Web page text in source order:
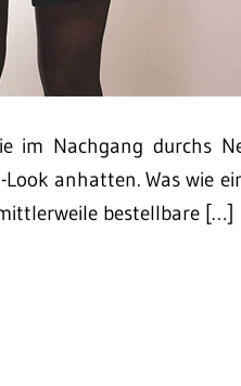
im Nachgang durchs
anhatten. Was wie
bestellbare […]